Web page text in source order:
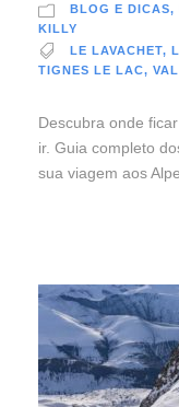
BLOG E DICAS,
KILLY
LE LAVACHET,
TIGNES LE LAC,
Descubra onde
ir. Guia completo
sua viagem aos